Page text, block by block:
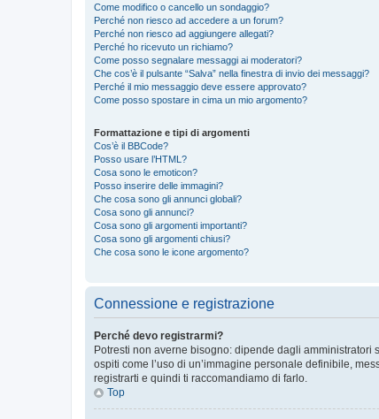
Come modifico o cancello un sondaggio?
Perché non riesco ad accedere a un forum?
Perché non riesco ad aggiungere allegati?
Perché ho ricevuto un richiamo?
Come posso segnalare messaggi ai moderatori?
Che cos’è il pulsante “Salva” nella finestra di invio dei messaggi?
Perché il mio messaggio deve essere approvato?
Come posso spostare in cima un mio argomento?
Formattazione e tipi di argomenti
Cos’è il BBCode?
Posso usare l’HTML?
Cosa sono le emoticon?
Posso inserire delle immagini?
Che cosa sono gli annunci globali?
Cosa sono gli annunci?
Cosa sono gli argomenti importanti?
Cosa sono gli argomenti chiusi?
Che cosa sono le icone argomento?
Connessione e registrazione
Perché devo registrarmi?
Potresti non averne bisogno: dipende dagli
ospiti come l’uso di un’immagine personale definibile,
registrarti e quindi ti raccomandiamo di farlo.
Top